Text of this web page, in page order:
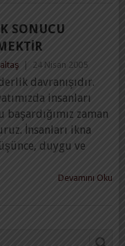
SONUCU
24 Nisan 2005
davranışıdır.
insanları
zaman
İnsanları ikna
duygu ve
Devamını Oku